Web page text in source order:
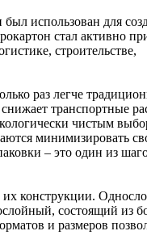
использован для
стал активно
строительстве,
раз легче
транспортные
чистым
минимизировать
– это один из
их конструкции.
состоящий из
и размеров